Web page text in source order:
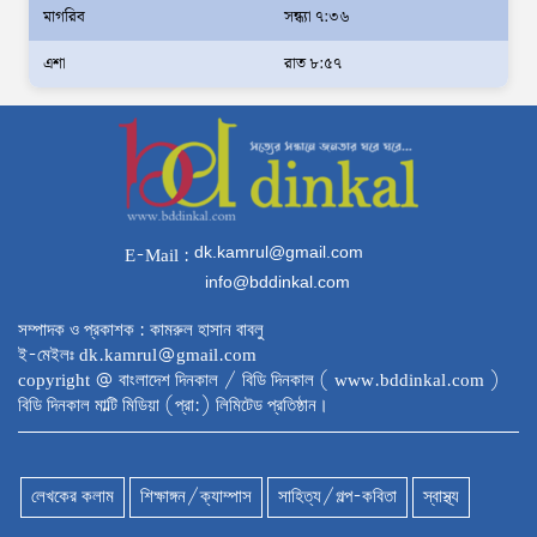
আইনশৃঙ্খলা পরিস্থিতি সম্পূর্ণ নিয়ন্ত্রণে রয়েছে:
স্বরাষ্ট্রমন্ত্রীর সঙ্গে অস্ট্রেলিয়ার নাগরিকত্ব, কাস্টম
ও বহুসংস্কৃতি বিষয়ক সহকারী মন্ত্রীর সাক্ষাৎ
‘তরুণদের উৎসাহ দিলেন যুব ও ক্রীড়া প্রতিমন্ত্রী,
এলজিআরডি প্রতিমন্ত্রী, জনপ্রশাসন প্রতিমন্ত্রীসহ
বগুড়ার সংসদ সদস্যরা’
টাকা সহ জন মাদক ব্যবসায়ীকে গ্রেফতার করেছে
র‌্যাব কুষ্টিয়া
উত্তরখানে ডিএনসিসি প্রশাসক মো. শফিকুল ও
হোসেনের উপর একদল দুস্কৃতিকারীদের হামলা
মাগরিব
সন্ধ্যা ৭:৩৬
এশা
রাত ৮:৫৭
E-Mail : dk.kamrul@gmail.com
info@bddinkal.com
সম্পাদক ও প্রকাশক : কামরুল হাসান বাবলু
ই-মেইলঃ dk.kamrul@gmail.com
copyright @ বাংলাদেশ দিনকাল / বিডি দিনকাল ( www.bddinkal.com )
বিডি দিনকাল মাল্টি মিডিয়া (প্রা:) লিমিটেড প্রতিষ্ঠান।
লেখকের কলাম শিক্ষাঙ্গন/ক্যাম্পাস সাহিত্য/গল্প-কবিতা স্বাস্থ্য